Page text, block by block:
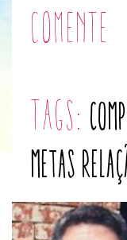
Comente
tags:
metas